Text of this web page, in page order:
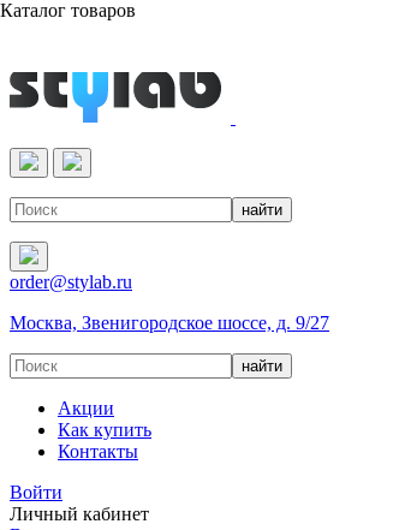
Реактивы & Оборудование
order@stylab.ru
Москва, Звенигородское шоссе, д. 9/27
Акции
Как купить
Контакты
Войти
Личный кабинет
Каталог товаров